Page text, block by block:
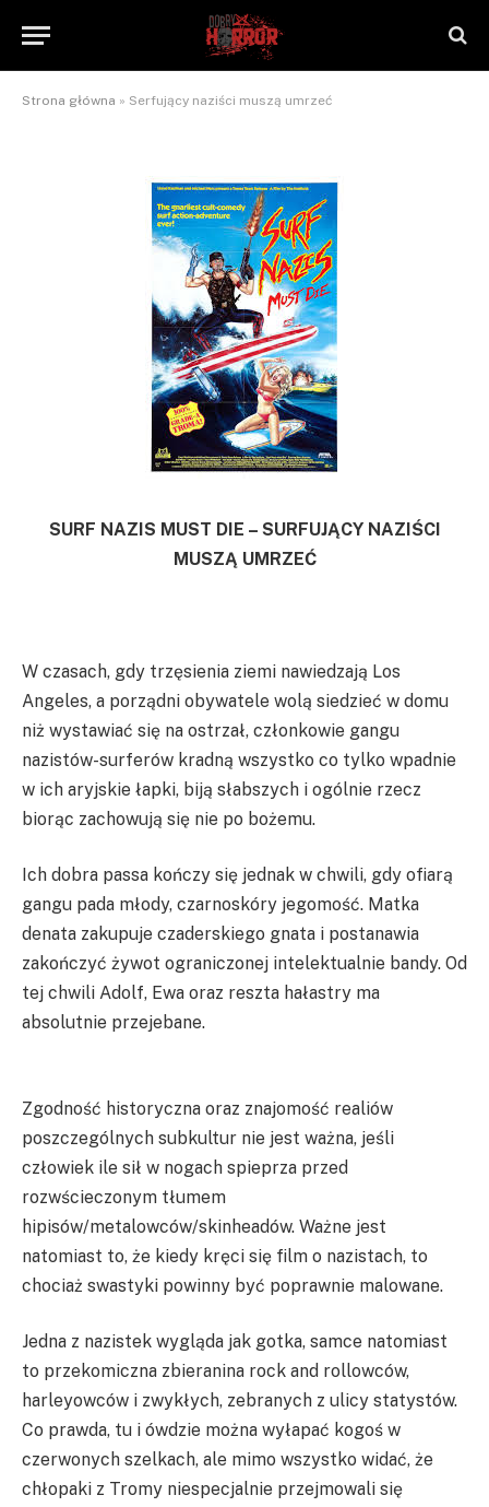
Strona główna » Serfujący naziści muszą umrzeć
NaTrzeźwoNieWarto
2013-01-03
SURF NAZIS MUST DIE – SURFUJĄCY NAZIŚCI
MUSZĄ UMRZEĆ
W czasach, gdy trzęsienia ziemi nawiedzają Los
Angeles, a porządni obywatele wolą siedzieć w domu
niż wystawiać się na ostrzał, członkowie gangu
nazistów-surferów kradną wszystko co tylko wpadnie
w ich aryjskie łapki, biją słabszych i ogólnie rzecz
biorąc zachowują się nie po bożemu.
Ich dobra passa kończy się jednak w chwili, gdy ofiarą
gangu pada młody, czarnoskóry jegomość. Matka
denata zakupuje czaderskiego gnata i postanawia
zakończyć żywot ograniczonej intelektualnie bandy. Od
tej chwili Adolf, Ewa oraz reszta hałastry ma
absolutnie przejebane.
Zgodność historyczna oraz znajomość realiów
poszczególnych subkultur nie jest ważna, jeśli
człowiek ile sił w nogach spieprza przed
rozwścieczonym tłumem
hipisów/metalowców/skinheadów. Ważne jest
natomiast to, że kiedy kręci się film o nazistach, to
chociaż swastyki powinny być poprawnie malowane.
Jedna z nazistek wygląda jak gotka, samce natomiast
to przekomiczna zbieranina rock and rollowców,
harleyowców i zwykłych, zebranych z ulicy statystów.
Co prawda, tu i ówdzie można wyłapać kogoś w
czerwonych szelkach, ale mimo wszystko widać, że
chłopaki z Tromy niespecjalnie przejmowali się